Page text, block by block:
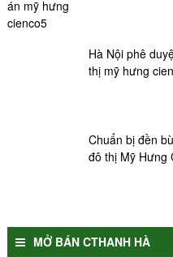
Hà Nội phê
thị mỹ hưng
Chuẩn bị đền
đô thị Mỹ Hưng
MỞ BÁN CTHANH HÀ